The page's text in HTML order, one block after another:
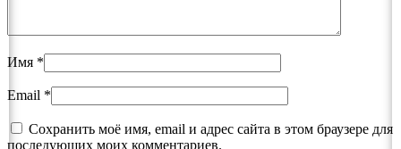
Имя *
Email *
Сохранить моё имя, email и адрес сайта в этом браузере для
последующих моих комментариев.